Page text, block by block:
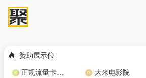
赞助展示位
正规流量卡免费加盟合作 大米电影院